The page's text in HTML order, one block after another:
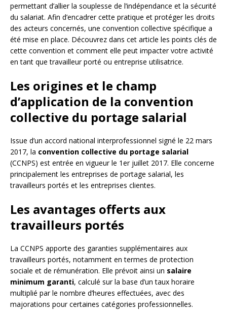
permettant d’allier la souplesse de l’indépendance et la sécurité
du salariat. Afin d’encadrer cette pratique et protéger les droits
des acteurs concernés, une convention collective spécifique a
été mise en place. Découvrez dans cet article les points clés de
cette convention et comment elle peut impacter votre activité
en tant que travailleur porté ou entreprise utilisatrice.
Les origines et le champ
d’application de la convention
collective du portage salarial
Issue d’un accord national interprofessionnel signé le 22 mars
2017, la convention collective du portage salarial
(CCNPS) est entrée en vigueur le 1er juillet 2017. Elle concerne
principalement les entreprises de portage salarial, les
travailleurs portés et les entreprises clientes.
Les avantages offerts aux
travailleurs portés
La CCNPS apporte des garanties supplémentaires aux
travailleurs portés, notamment en termes de protection
sociale et de rémunération. Elle prévoit ainsi un salaire
minimum garanti, calculé sur la base d’un taux horaire
multiplié par le nombre d’heures effectuées, avec des
majorations pour certaines catégories professionnelles.